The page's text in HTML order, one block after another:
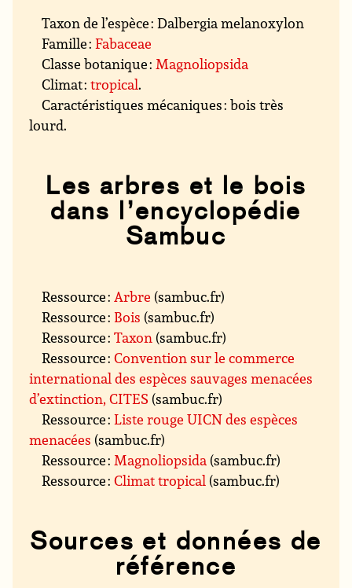
Taxon de l’espèce : Dalbergia melanoxylon
Famille :Fabaceae
Classe botanique : Magnoliopsida
Climat :tropical.
Caractéristiques mécaniques : bois très
lourd.
Les arbres et le bois
dans l’encyclopédie
Sambuc
Ressource : Arbre (sambuc.fr)
Ressource : Bois (sambuc.fr)
Ressource :Taxon (sambuc.fr)
Ressource :Convention sur le commerce
international des espèces sauvages menacées
d’extinction, CITES (sambuc.fr)
Ressource :Liste rouge UICN des espèces
menacées (sambuc.fr)
Ressource : Magnoliopsida (sambuc.fr)
Ressource :Climat tropical (sambuc.fr)
Sources et données de
référence